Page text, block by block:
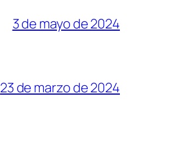
3 de mayo de 2024
23 de marzo de 2024